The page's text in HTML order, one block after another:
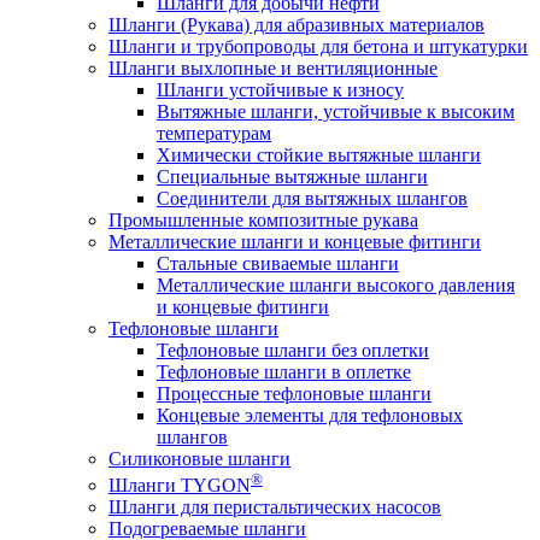
Шланги (Рукава) для абразивных материалов
Шланги и трубопроводы для бетона и штукатурки
Шланги выхлопные и вентиляционные
Шланги устойчивые к износу
Вытяжные шланги, устойчивые к высоким
температурам
Химически стойкие вытяжные шланги
Специальные вытяжные шланги
Соединители для вытяжных шлангов
Промышленные композитные рукава
Металлические шланги и концевые фитинги
Стальные свиваемые шланги
Металлические шланги высокого давления
и концевые фитинги
Тефлоновые шланги
Тефлоновые шланги без оплетки
Тефлоновые шланги в оплетке
Процессные тефлоновые шланги
Концевые элементы для тефлоновых
шлангов
Силиконовые шланги
Шланги TYGON®
Шланги для перистальтических насосов
Подогреваемые шланги